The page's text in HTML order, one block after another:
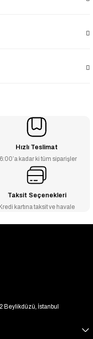
Hızlı Teslimat
kadar ki tüm siparişler
Taksit Seçenekleri
Kredi kartına taksit ve havale
Beylikdüzü, İstanbul